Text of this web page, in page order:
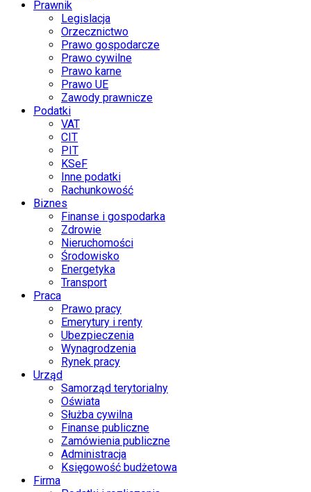
Prawnik
Legislacja
Orzecznictwo
Prawo gospodarcze
Prawo cywilne
Prawo karne
Prawo UE
Zawody prawnicze
Podatki
VAT
CIT
PIT
KSeF
Inne podatki
Rachunkowość
Biznes
Finanse i gospodarka
Zdrowie
Nieruchomości
Środowisko
Energetyka
Transport
Praca
Prawo pracy
Emerytury i renty
Ubezpieczenia
Wynagrodzenia
Rynek pracy
Urząd
Samorząd terytorialny
Oświata
Służba cywilna
Finanse publiczne
Zamówienia publiczne
Administracja
Księgowość budżetowa
Firma